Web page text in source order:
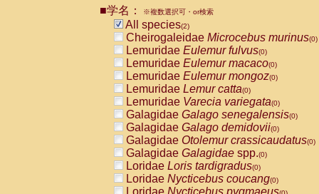
■学名： ※複数選択可・or検索
All species(2)
Cheirogaleidae Microcebus murinus(0)
Lemuridae Eulemur fulvus(0)
Lemuridae Eulemur macaco(0)
Lemuridae Eulemur mongoz(0)
Lemuridae Lemur catta(0)
Lemuridae Varecia variegata(0)
Galagidae Galago senegalensis(0)
Galagidae Galago demidovii(0)
Galagidae Otolemur crassicaudatus(0)
Galagidae Galagidae spp.(0)
Loridae Loris tardigradus(0)
Loridae Nycticebus coucang(0)
Loridae Nycticebus pygmaeus